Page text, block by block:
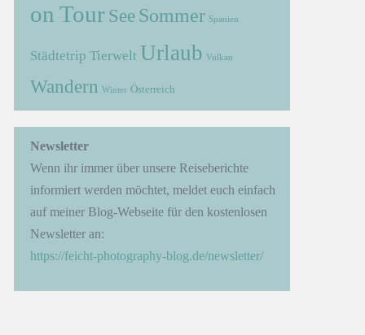
on Tour See Sommer Spanien
Städtetrip Tierwelt Urlaub Vulkan
Wandern Winter Österreich
Newsletter
Wenn ihr immer über unsere Reiseberichte
informiert werden möchtet, meldet euch einfach
auf meiner Blog-Webseite für den kostenlosen
Newsletter an:
https://feicht-photography-blog.de/newsletter/